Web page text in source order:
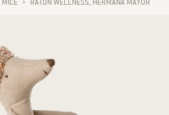
MICE › RATÓN WELLNESS, HERMANA MAYOR
producto